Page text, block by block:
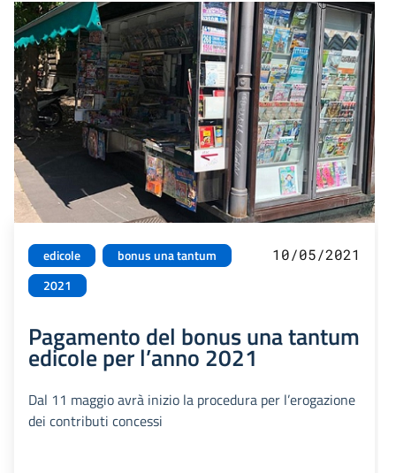
edicole
bonus una tantum
2021
10/05/2021
Pagamento del bonus una tantum
edicole per l’anno 2021
Dal 11 maggio avrà inizio la procedura per l’erogazione
dei contributi concessi